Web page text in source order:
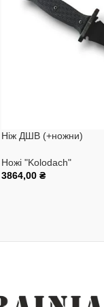
Ніж ДШВ (+ножни)
Ножі "Kolodach"
3864,00 ₴